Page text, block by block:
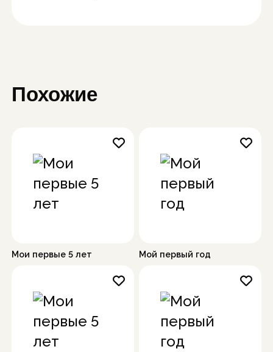
Похожие
Мои первые 5 лет Мой первый год